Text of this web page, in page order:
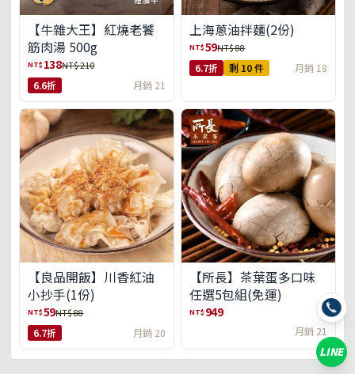
【牛雜大王】紅燒老饕
筋肉湯 500g
NT$ 138NT$ 210
6.6折 月銷 21
上海蔥油拌麵(2份)
NT$59NT$ 88
6.7折 剩 10 件 月銷 18
【良品開飯】川香紅油
小抄手(1份)
NT$59NT$ 88
6.7折 月銷 20
【所長】茶葉蛋多口味
任選5包組(免運)
NT$ 949
月銷 21
LINE